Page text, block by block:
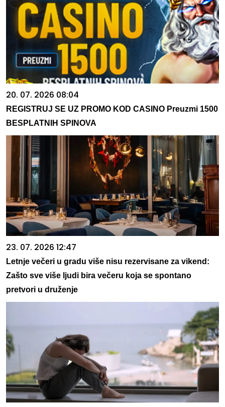
20. 07. 2026 08:04
REGISTRUJ SE UZ PROMO KOD CASINO Preuzmi 1500
BESPLATNIH SPINOVA
23. 07. 2026 12:47
Letnje večeri u gradu više nisu rezervisane za vikend:
Zašto sve više ljudi bira večeru koja se spontano
pretvori u druženje